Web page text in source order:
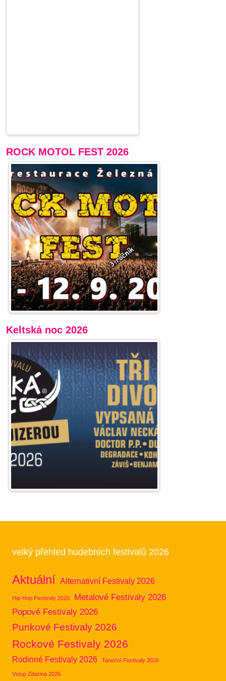
ROCK MOTOL FEST 2026
Keltská noc 2026
velký přehled hudebních festivalů 2026
Aktuální Alternativní Festivaly 2026
Hip-Hop Festivaly 2026
Metalové Festivaly 2026
Popové Festivaly 2026
Punkové Festivaly 2026
Rockové Festivaly 2026
Rodinné Festivaly 2026 Taneční Festivaly 2026
Vstup Zdarma 2026